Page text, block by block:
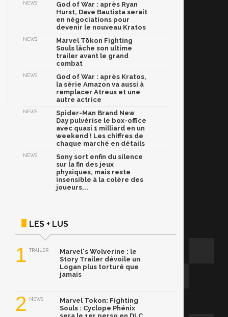
NEWS
God of War : après Ryan
Hurst, Dave Bautista serait
en négociations pour
devenir le nouveau Kratos
NEWS
Marvel Tōkon Fighting
Souls lâche son ultime
trailer avant le grand
combat
NEWS
God of War : après Kratos,
la série Amazon va aussi à
remplacer Atreus et une
autre actrice
NEWS
Spider-Man Brand New
Day pulvérise le box-office
avec quasi 1 milliard en un
weekend ! Les chiffres de
chaque marché en détails
NEWS
Sony sort enfin du silence
sur la fin des jeux
physiques, mais reste
insensible à la colère des
joueurs...
LES + LUS
1 TRAILER
Marvel's Wolverine : le
Story Trailer dévoile un
Logan plus torturé que
jamais
2 NEWS
Marvel Tokon: Fighting
Souls : Cyclope Phénix